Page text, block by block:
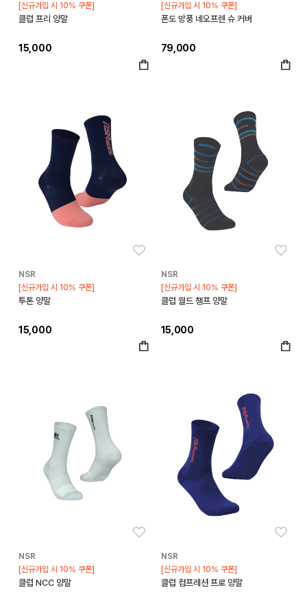
[신규가입 시 10% 쿠폰]
클럽 프리 양말
15,000
[신규가입 시 10% 쿠폰]
폰도 방풍 네오프렌 슈 커버
79,000
NSR
[신규가입 시 10% 쿠폰]
투톤 양말
15,000
NSR
[신규가입 시 10% 쿠폰]
클럽 월드 챔프 양말
15,000
NSR
[신규가입 시 10% 쿠폰]
클럽 NCC 양말
NSR
[신규가입 시 10% 쿠폰]
클럽 컴프레션 프로 양말